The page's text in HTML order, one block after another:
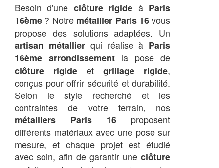
Besoin d'une clôture rigide à Paris
16ème ? Notre métallier Paris 16vous
propose des solutions adaptées. Un
artisan métallierqui réalise à Paris
16ème arrondissementla pose de
clôture rigide etgrillage rigide,
conçus pour offrir sécurité et durabilité.
Selon le style recherché et les
contraintes de votre terrain, nos
métalliers Paris 16 proposent
différents matériaux avec une pose sur
mesure, et chaque projet est étudié
avec soin, afin de garantir uneclôture